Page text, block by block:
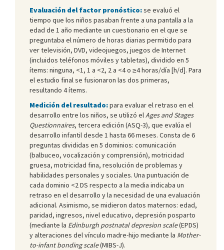
Evaluación del factor pronóstico:se evaluó el
tiempo que los niños pasaban frente a una pantalla a la
edad de 1 año mediante un cuestionario en el que se
preguntaba el número de horas diarias permitido para
ver televisión, DVD, videojuegos, juegos de Internet
(incluidos teléfonos móviles y tabletas), dividido en 5
ítems: ninguna, <1, 1 a <2, 2 a <4 o ≥4 horas/día [h/d]. Para
el estudio final se fusionaron las dos primeras,
resultando 4 ítems.
Medición del resultado:para evaluar el retraso en el
desarrollo entre los niños, se utilizó el Ages and Stages
Questionnaires, tercera edición (ASQ-3), que evalúa el
desarrollo infantil desde 1 hasta 66 meses. Consta de 6
preguntas divididas en 5 dominios: comunicación
(balbuceo, vocalización y comprensión), motricidad
gruesa, motricidad fina, resolución de problemas y
habilidades personales y sociales. Una puntuación de
cada dominio <2 DS respecto a la media indicaba un
retraso en el desarrollo y la necesidad de una evaluación
adicional. Asimismo, se midieron datos maternos: edad,
paridad, ingresos, nivel educativo, depresión posparto
(mediante la Edinburgh postnatal depresion scale(EPDS)
y alteraciones del vínculo madre-hijo mediante la Mother-
to-infant bonding scale(MIBS-J).